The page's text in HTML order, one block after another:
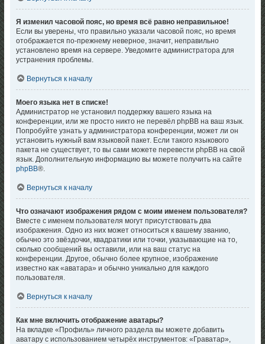
Я изменил часовой пояс, но время всё равно неправильное!
Если вы уверены, что правильно указали часовой пояс, но время
отображается по-прежнему неверное, значит, неправильно
установлено время на сервере. Уведомите администратора для
устранения проблемы.
Вернуться к началу
Моего языка нет в списке!
Администратор не установил поддержку вашего языка на
конференции, или же просто никто не перевёл phpBB на ваш язык.
Попробуйте узнать у администратора конференции, может ли он
установить нужный вам языковой пакет. Если такого языкового
пакета не существует, то вы сами можете перевести phpBB на свой
язык. Дополнительную информацию вы можете получить на сайте
phpBB®.
Вернуться к началу
Что означают изображения рядом с моим именем пользователя?
Вместе с именем пользователя могут присутствовать два
изображения. Одно из них может относиться к вашему званию,
обычно это звёздочки, квадратики или точки, указывающие на то,
сколько сообщений вы оставили, или на ваш статус на
конференции. Другое, обычно более крупное, изображение
известно как «аватара» и обычно уникально для каждого
пользователя.
Вернуться к началу
Как мне включить отображение аватары?
На вкладке «Профиль» личного раздела вы можете добавить
аватару с использованием четырёх инструментов: «Граватар»,